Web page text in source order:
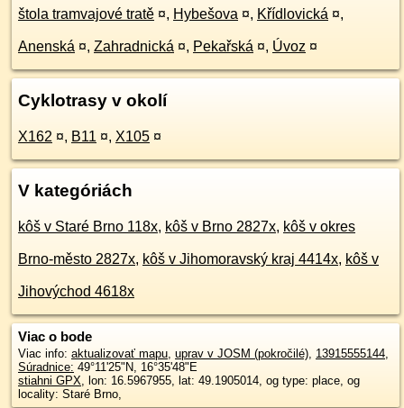
štola tramvajové tratě ¤, Hybešova ¤, Křídlovická ¤,
Anenská ¤, Zahradnická ¤, Pekařská ¤, Úvoz ¤
Cyklotrasy v okolí
X162 ¤, B11 ¤, X105 ¤
V kategóriách
kôš v Staré Brno 118x, kôš v Brno 2827x, kôš v okres
Brno-město 2827x, kôš v Jihomoravský kraj 4414x, kôš v
Jihovýchod 4618x
Viac o bode
Viac info: aktualizovať mapu, uprav v JOSM (pokročilé), 13915555144,
Súradnice: 49°11'25"N, 16°35'48"E
stiahni GPX, lon: 16.5967955, lat: 49.1905014, og type: place, og
locality: Staré Brno,